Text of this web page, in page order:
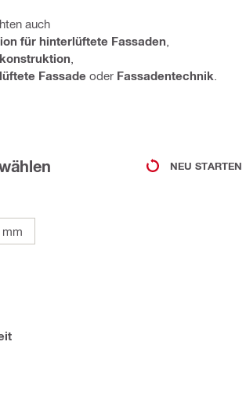
auch
für hinterlüftete Fassaden
Fassade oder Fassadentechnik
NEU STARTEN
mm